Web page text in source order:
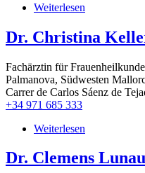
Weiterlesen
Christian
Wolf
Dr. Christina
Fachärztin für Frauenheilkunde
Palmanova, Südwesten
Carrer de Carlos Sáenz de
+34 971 685 333
Weiterlesen
Christina
Keller
Dr. Clemens Lunau